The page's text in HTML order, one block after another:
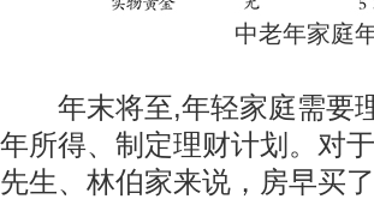
中老年家庭
年末将至,年轻家庭需要
年所得、制定理财计划。对
先生、林伯家来说，房早买